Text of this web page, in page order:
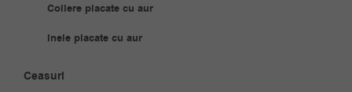
Coliere placate cu aur
Inele placate cu aur
Ceasuri